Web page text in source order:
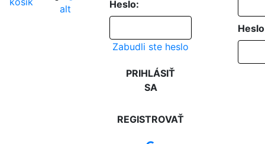
Heslo:
Zabudli ste heslo
PRIHLÁSIŤ
SA
REGISTROVAŤ